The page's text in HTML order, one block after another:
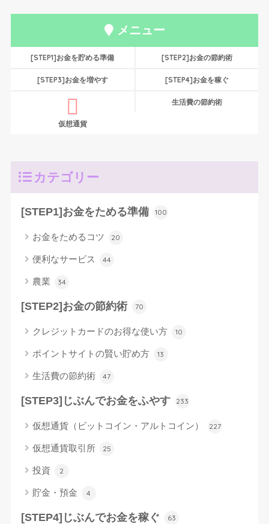
メニュー
[STEP1]お金を貯める準備 [STEP2]お金の節約術
[STEP3]お金を増やす [STEP4]お金を稼ぐ
仮想通貨
生活費の節約術
カテゴリー
[STEP1]お金をためる準備 100
お金をためるコツ 20
便利なサービス 44
農業 34
[STEP2]お金の節約術 70
クレジットカードのお得な使い方 10
ポイントサイトの賢い貯め方 13
生活費の節約術 47
[STEP3]じぶんでお金をふやす 233
仮想通貨（ビットコイン・アルトコイン） 227
仮想通貨取引所 25
投資 2
貯金・預金 4
[STEP4]じぶんでお金を稼ぐ 63